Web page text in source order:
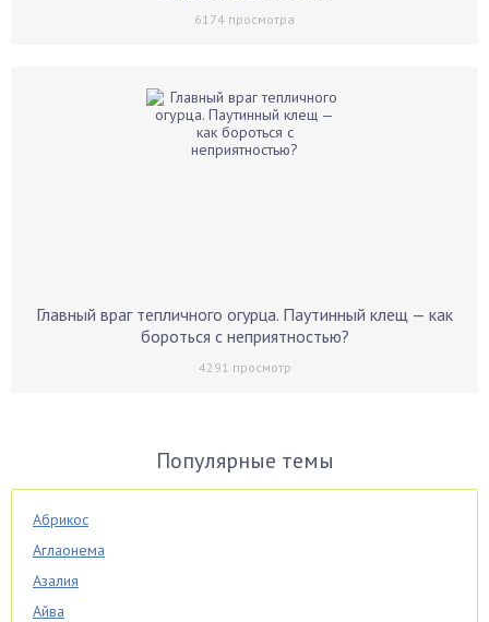
6174 просмотра
Главный враг тепличного огурца. Паутинный клещ — как
бороться с неприятностью?
4291 просмотр
Популярные темы
Абрикос
Аглаонема
Азалия
Айва